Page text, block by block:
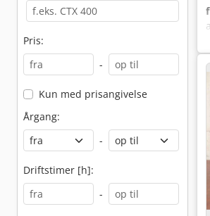
Pris:
-
Kun med prisangivelse
Årgang:
-
Driftstimer [h]:
-